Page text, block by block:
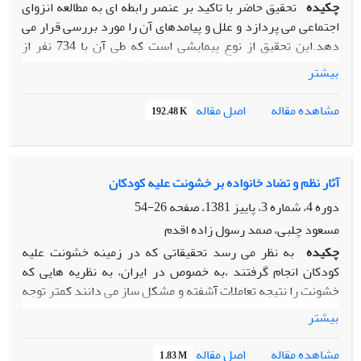
خرد بین سرمایه اجتماعی و جرم رابطه منفی و معنا داذی وجود
دارد.
چکیده تحقیق حاضر با تاکید بر عنصر رابطه ای به مطالعه انزوای
اجتماعی می پردازد و علل و پیامدهای آن را مورد بررسی قرار می
دهد.این تحقیق از نوع پیمایشی است که طی آن با 734 نفر از
نفر می باشد.برای تحلیل داده ها از مدل سازی خطی سلسله
مراتبی استفاده شده است.یافته ها نشان میدهد که متغیرهای
سطح توسعه اقتصادی-اجتماعی منطقه و ثبات ساکنان در سطح
اثرات موثر و معنی داری بر روابط اجتماعی دارند.همچنین سطح
روابط اجتماعی به نوبه خود تاثیر موثر و کاهنده ای بر احساس
تنهایی و احساس عجز نشان می دهند.
بیشتر
مشاهده مقاله
اصل مقاله 192.48 K
آثار نظم و تضاد خانواده بر خشونت علیه کودکان
دوره 4، شماره 3، پاییز 1381، صفحه
26-54
مسعود چلبی، صمد رسول زاده اقدم
چکیده به نظر می رسد تحقیقاتی که در زمینه خشونت علیه
کودکان انجام گرفتند ،به خصوص در ایران، به نظریه هایی که
خشونت را نتیجه تعاملات آشفته و مشکل ساز می دانند کمتر توجه
نموده اند.پژوهش حاضر سعی دارد با توجه به سایر عوامل،تاکید
اصلی خود را بر عوامل رابطه ای درون خانوادگی(نظو و تضاد)
بیشتر
مشاهده مقاله
اصل مقاله 1.83 M